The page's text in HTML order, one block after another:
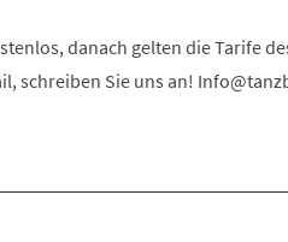
danach gelten die Tarife
schreiben Sie uns an!